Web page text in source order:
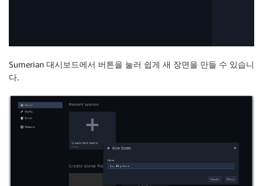
Sumerian 대시보드에서 버튼을 눌러 쉽게 새 장면을 만들 수 있습니
다.